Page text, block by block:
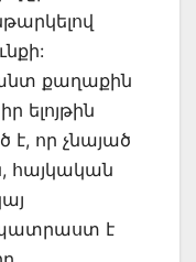
քաղաքին
ելոյթին
է, որ չնայած
հայկական
պատրաստ է